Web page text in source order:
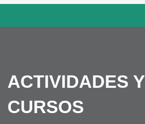
ACTIVIDADES Y
CURSOS